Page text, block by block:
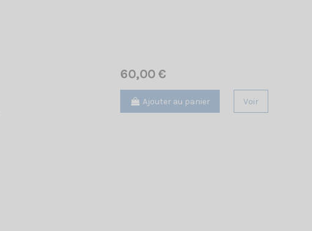
60,00 €
Ajouter au panier Voir